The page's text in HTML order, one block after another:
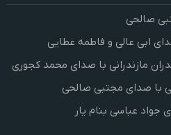
صالحی
ابی عالی و فاطمه عطایی
مازندرانی با صدای محمد کجوری
جواد عباسی بنام یار